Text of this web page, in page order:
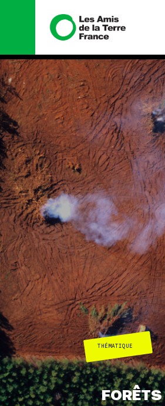
Nous
connaître
Histoire
Manifeste
Missions et
méthodes
Valeurs
Équipes et
fonctionnement
Le réseau dans le
monde
Nos alliés
Je soutiens les
Amis de la Terre
Agir
Faire un don
S'engager sur le
terrain
Agir au quotidien
THÉMATIQUE
FORÊTS